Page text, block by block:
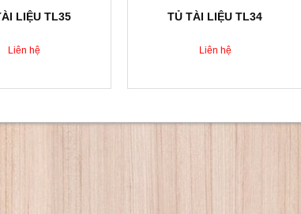
LIỆU TL35
Liên hệ
TỦ TÀI LIỆU TL34
Liên hệ